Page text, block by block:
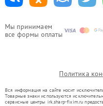
Мы принимаем
все формы оплаты
Политика
Вся информация на сайте носит
Товарные знаки используются
сервисные центры irk.sharp-fixim.ru